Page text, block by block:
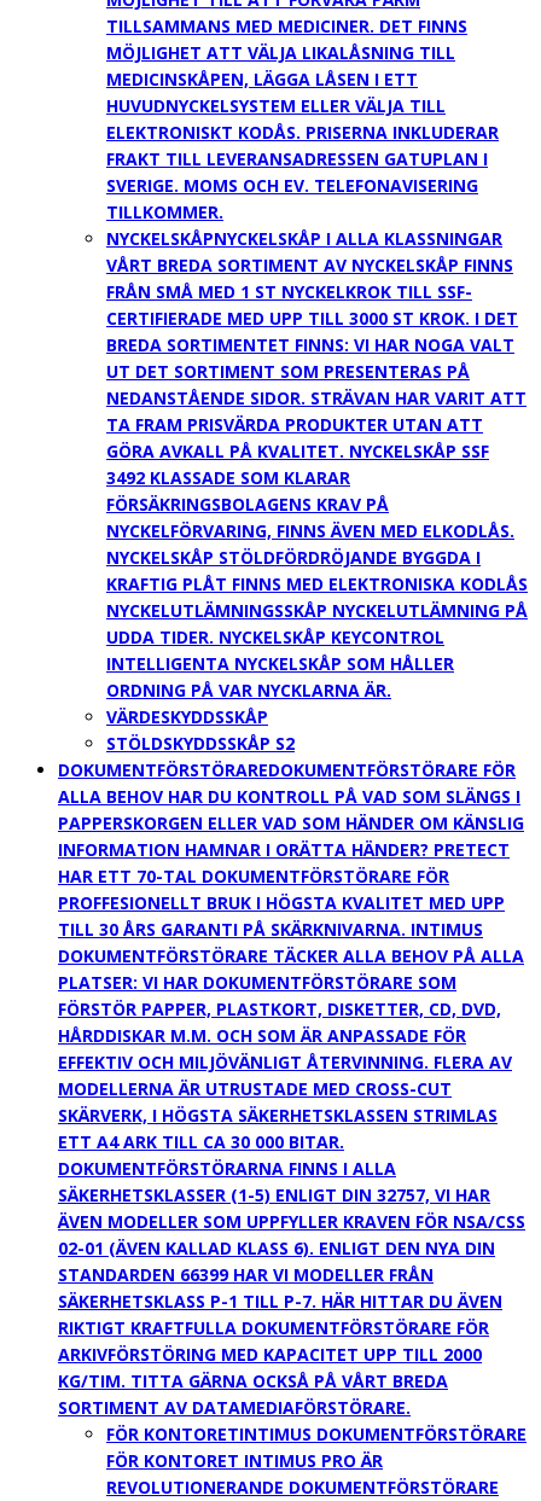
TILLSAMMANS MED MEDICINER. DET FINNS
MÖJLIGHET ATT VÄLJA LIKALÅSNING TILL
MEDICINSKÅPEN, LÄGGA LÅSEN I ETT
HUVUDNYCKELSYSTEM ELLER VÄLJA TILL
ELEKTRONISKT KODÅS. PRISERNA INKLUDERAR
FRAKT TILL LEVERANSADRESSEN GATUPLAN I
SVERIGE. MOMS OCH EV. TELEFONAVISERING
TILLKOMMER.
NYCKELSKÅPNYCKELSKÅP I ALLA KLASSNINGAR
VÅRT BREDA SORTIMENT AV NYCKELSKÅP FINNS
FRÅN SMÅ MED 1 ST NYCKELKROK TILL SSF-
CERTIFIERADE MED UPP TILL 3000 ST KROK. I DET
BREDA SORTIMENTET FINNS: VI HAR NOGA VALT
UT DET SORTIMENT SOM PRESENTERAS PÅ
NEDANSTÅENDE SIDOR. STRÄVAN HAR VARIT ATT
TA FRAM PRISVÄRDA PRODUKTER UTAN ATT
GÖRA AVKALL PÅ KVALITET. NYCKELSKÅP SSF
3492 KLASSADE SOM KLARAR
FÖRSÄKRINGSBOLAGENS KRAV PÅ
NYCKELFÖRVARING, FINNS ÄVEN MED ELKODLÅS.
NYCKELSKÅP STÖLDFÖRDRÖJANDE BYGGDA I
KRAFTIG PLÅT FINNS MED ELEKTRONISKA KODLÅS
NYCKELUTLÄMNINGSSKÅP NYCKELUTLÄMNING PÅ
UDDA TIDER. NYCKELSKÅP KEYCONTROL
INTELLIGENTA NYCKELSKÅP SOM HÅLLER
ORDNING PÅ VAR NYCKLARNA ÄR.
VÄRDESKYDDSSKÅP
STÖLDSKYDDSSKÅP S2
DOKUMENTFÖRSTÖRAREDOKUMENTFÖRSTÖRARE FÖR
ALLA BEHOV HAR DU KONTROLL PÅ VAD SOM SLÄNGS I
PAPPERSKORGEN ELLER VAD SOM HÄNDER OM KÄNSLIG
INFORMATION HAMNAR I ORÄTTA HÄNDER? PRETECT
HAR ETT 70-TAL DOKUMENTFÖRSTÖRARE FÖR
PROFFESIONELLT BRUK I HÖGSTA KVALITET MED UPP
TILL 30 ÅRS GARANTI PÅ SKÄRKNIVARNA. INTIMUS
DOKUMENTFÖRSTÖRARE TÄCKER ALLA BEHOV PÅ ALLA
PLATSER: VI HAR DOKUMENTFÖRSTÖRARE SOM
FÖRSTÖR PAPPER, PLASTKORT, DISKETTER, CD, DVD,
HÅRDDISKAR M.M. OCH SOM ÄR ANPASSADE FÖR
EFFEKTIV OCH MILJÖVÄNLIGT ÅTERVINNING. FLERA AV
MODELLERNA ÄR UTRUSTADE MED CROSS-CUT
SKÄRVERK, I HÖGSTA SÄKERHETSKLASSEN STRIMLAS
ETT A4 ARK TILL CA 30 000 BITAR.
DOKUMENTFÖRSTÖRARNA FINNS I ALLA
SÄKERHETSKLASSER (1-5) ENLIGT DIN 32757, VI HAR
ÄVEN MODELLER SOM UPPFYLLER KRAVEN FÖR NSA/CSS
02-01 (ÄVEN KALLAD KLASS 6). ENLIGT DEN NYA DIN
STANDARDEN 66399 HAR VI MODELLER FRÅN
SÄKERHETSKLASS P-1 TILL P-7. HÄR HITTAR DU ÄVEN
RIKTIGT KRAFTFULLA DOKUMENTFÖRSTÖRARE FÖR
ARKIVFÖRSTÖRING MED KAPACITET UPP TILL 2000
KG/TIM. TITTA GÄRNA OCKSÅ PÅ VÅRT BREDA
SORTIMENT AV DATAMEDIAFÖRSTÖRARE.
FÖR KONTORETINTIMUS DOKUMENTFÖRSTÖRARE
FÖR KONTORET INTIMUS PRO ÄR
REVOLUTIONERANDE DOKUMENTFÖRSTÖRARE